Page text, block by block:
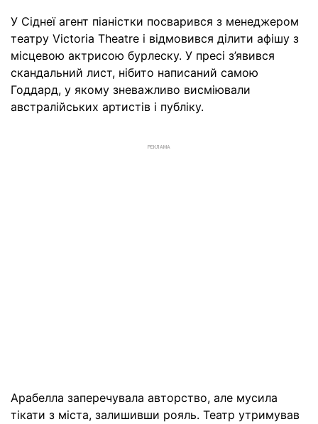
У Сіднеї агент піаністки посварився з менеджером
театру Victoria Theatre і відмовився ділити афішу з
місцевою актрисою бурлеску. У пресі з’явився
скандальний лист, нібито написаний самою
Годдард, у якому зневажливо висміювали
австралійських артистів і публіку.
РЕКЛАМА
Арабелла заперечувала авторство, але мусила
тікати з міста, залишивши рояль. Театр утримував